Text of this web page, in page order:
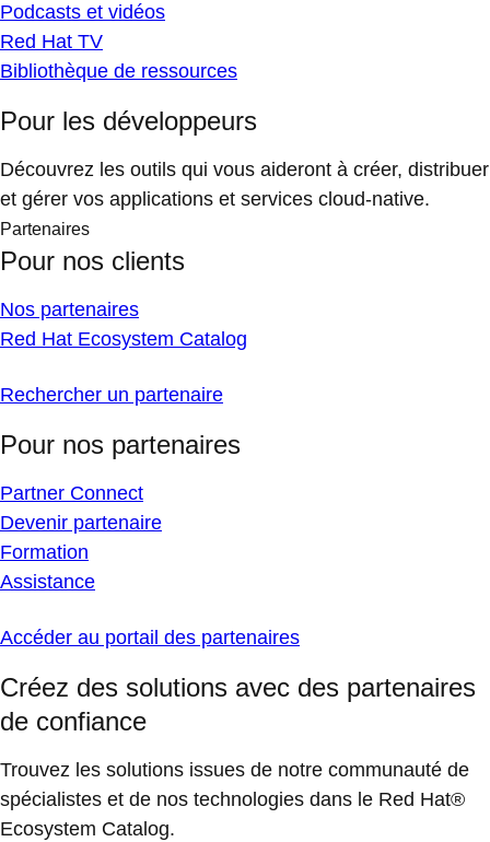
Podcasts et vidéos
Red Hat TV
Bibliothèque de ressources
Pour les développeurs
Découvrez les outils qui vous aideront à créer, distribuer
et gérer vos applications et services cloud-native.
Partenaires
Pour nos clients
Nos partenaires
Red Hat Ecosystem Catalog
Rechercher un partenaire
Pour nos partenaires
Partner Connect
Devenir partenaire
Formation
Assistance
Accéder au portail des partenaires
Créez des solutions avec des partenaires
de confiance
Trouvez les solutions issues de notre communauté de
spécialistes et de nos technologies dans le Red Hat®
Ecosystem Catalog.